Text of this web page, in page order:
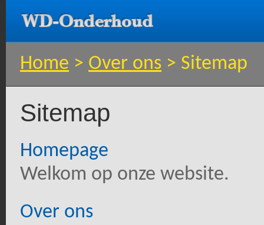
Home > Over ons > Sitemap
Sitemap
Homepage
Welkom op onze website.
Over ons